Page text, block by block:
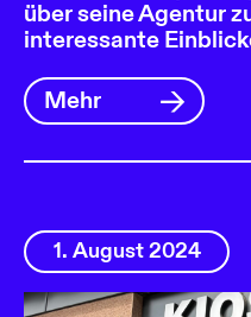
über seine Agentur
interessante
Mehr
1. August 2024